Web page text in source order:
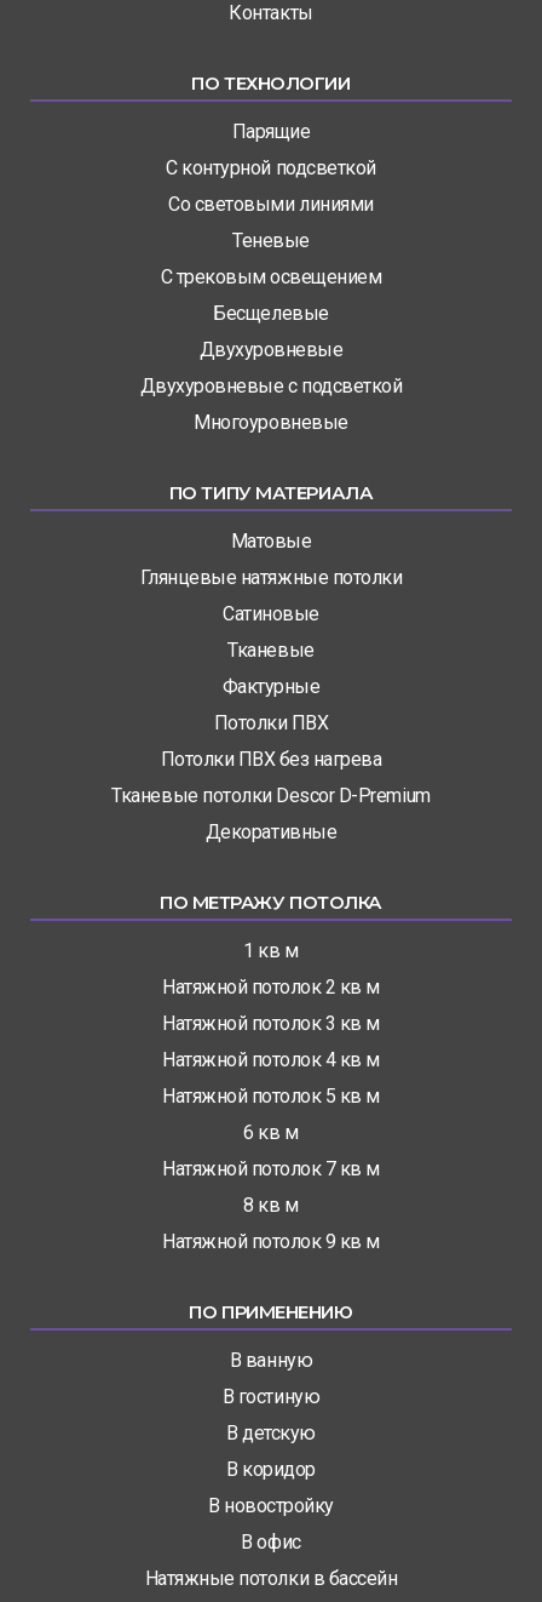
Контакты
ПО ТЕХНОЛОГИИ
Парящие
С контурной подсветкой
Со световыми линиями
Теневые
С трековым освещением
Бесщелевые
Двухуровневые
Двухуровневые с подсветкой
Многоуровневые
ПО ТИПУ МАТЕРИАЛА
Матовые
Глянцевые натяжные потолки
Сатиновые
Тканевые
Фактурные
Потолки ПВХ
Потолки ПВХ без нагрева
Тканевые потолки Descor D-Premium
Декоративные
ПО МЕТРАЖУ ПОТОЛКА
1 кв м
Натяжной потолок 2 кв м
Натяжной потолок 3 кв м
Натяжной потолок 4 кв м
Натяжной потолок 5 кв м
6 кв м
Натяжной потолок 7 кв м
8 кв м
Натяжной потолок 9 кв м
ПО ПРИМЕНЕНИЮ
В ванную
В гостиную
В детскую
В коридор
В новостройку
В офис
Натяжные потолки в бассейн